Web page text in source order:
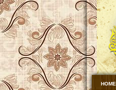
HOME